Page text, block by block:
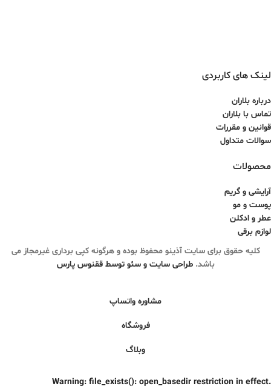
لینک های کاربردی
درباره بلاران
تماس با بلاران
قوانین و مقررات
سوالات متداول
محصولات
آرایشی و گریم
پوست و مو
عطر و ادکلن
لوازم برقی
کلیه حقوق برای سایت آذینو محفوظ بوده و هرگونه کپی برداری غیرمجاز می
باشد.طراحی سایت و سئو توسط ققنوس پارس
مشاوره واتساپ
فروشگاه
وبلاگ
Warning: file_exists(): open_basedir restriction in effect.